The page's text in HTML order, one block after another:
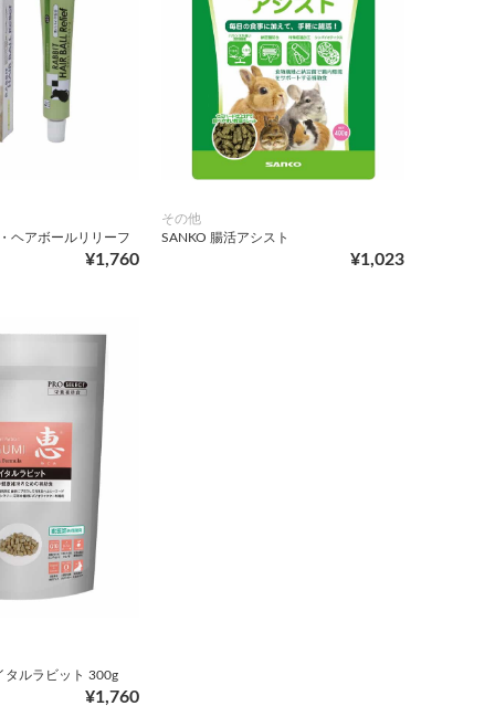
ヘアボールリリーフ
¥1,760
その他
SANKO 腸活アシスト
¥1,023
タルラビット 300g
¥1,760